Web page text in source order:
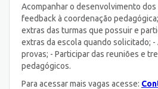
Acompanhar o desenvolvimento
feedback à coordenação
extras das turmas que possuir e
extras da escola quando solicitado;
provas; - Participar das reuniões e
pedagógicos.
Para acessar mais vagas acesse: